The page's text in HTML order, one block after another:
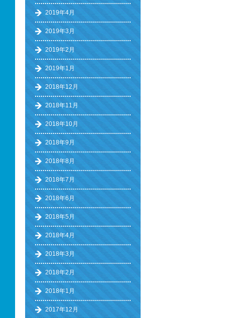
2019年4月
2019年3月
2019年2月
2019年1月
2018年12月
2018年11月
2018年10月
2018年9月
2018年8月
2018年7月
2018年6月
2018年5月
2018年4月
2018年3月
2018年2月
2018年1月
2017年12月